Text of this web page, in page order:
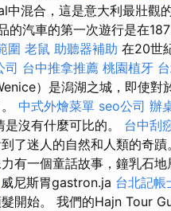
中混合，這是意大利最壯觀
的汽車的第一次遊行是在
圍 老鼠 助聽器補助 在20世
司 台中推拿推薦 桃園植牙
）是潟湖之城，即使對
中式外燴菜單 seo公司 辦
沒有什麼可比的。 台中刮
了迷人的自然和人類的奇蹟
有一個童話故事，鐘乳石地
威尼斯胃gastron.ja 台北記帳
開始。 我們的Hajn Tour